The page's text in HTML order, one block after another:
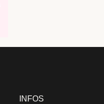
INFOS